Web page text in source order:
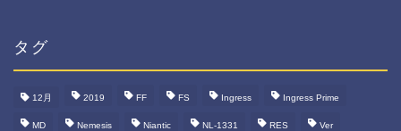
ー
タグ
12月 2019 FF FS Ingress Ingress Prime
MD Nemesis Niantic NL-1331 RES Ver